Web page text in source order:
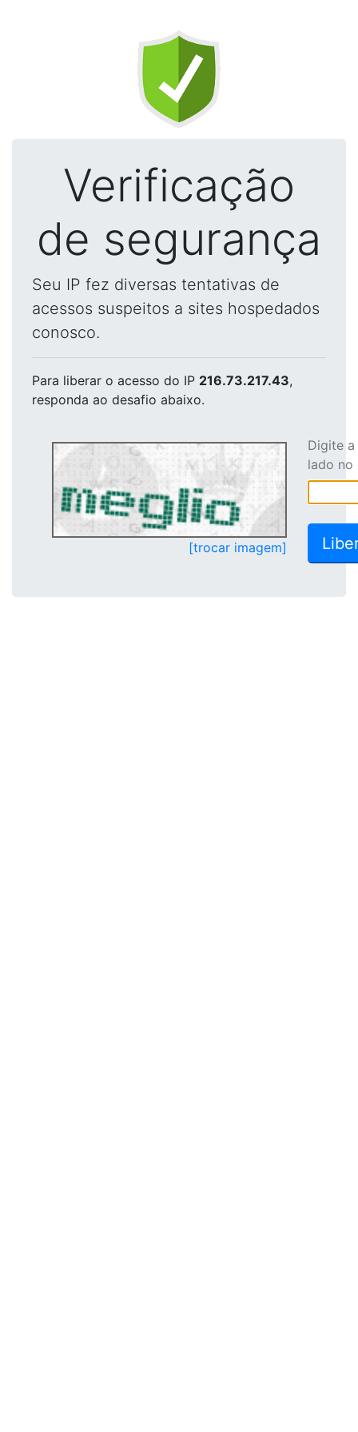
Verificação
de segurança
Seu IP fez diversas tentativas de
acessos suspeitos a sites hospedados
conosco.
Para liberar o acesso do IP 216.73.217.43,
responda ao desafio abaixo.
[trocar imagem]
Digite
lado no